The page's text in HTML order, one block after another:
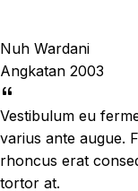
Nuh Wardani
Angkatan 2003
Vestibulum eu
varius ante augue.
rhoncus erat
tortor at.